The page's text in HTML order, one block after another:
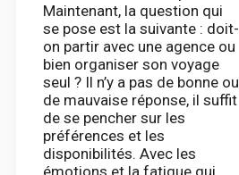
Maintenant, la question qui
se pose est la suivante : doit-
on partir avec une agence ou
bien organiser son voyage
seul ? Il n’y a pas de bonne ou
de mauvaise réponse, il suffit
de se pencher sur les
préférences et les
disponibilités. Avec les
émotions et la fatigue qui